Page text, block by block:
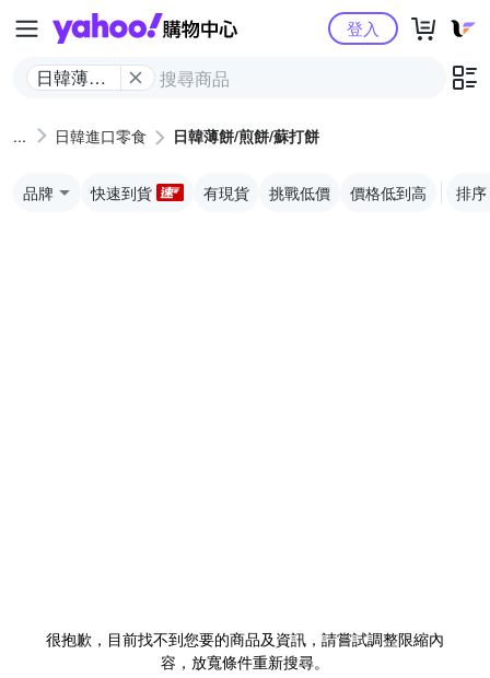
Yahoo購物中心
日韓薄餅/
餅
登入
日韓進口零食 日韓薄餅/煎餅/蘇打餅
品牌 快速到貨 有現貨 挑戰低價 價格低到高 排序
很抱歉，目前找不到您要的商品及資訊，請嘗試調整限縮內
容，放寬條件重新搜尋。